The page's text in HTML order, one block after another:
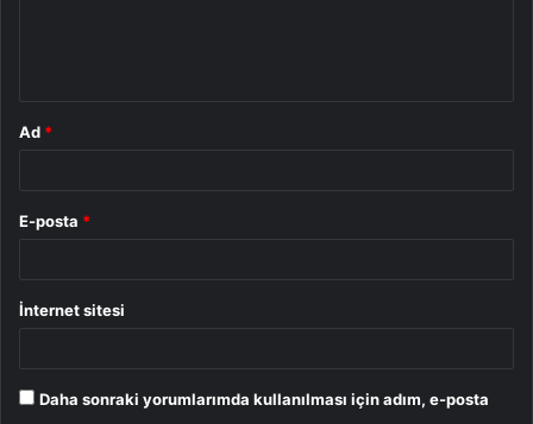
Ad *
E-posta *
İnternet sitesi
Daha sonraki yorumlarımda kullanılması için adım, e-posta